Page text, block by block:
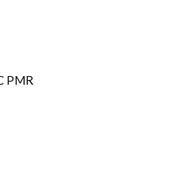
PMR